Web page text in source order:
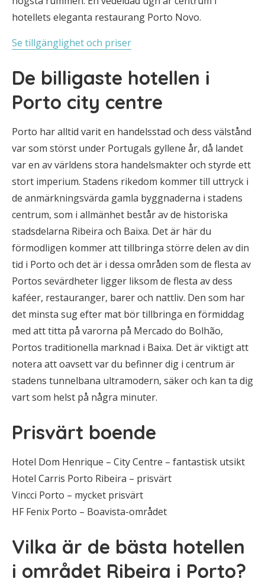
hotellets eleganta restaurang Porto Novo.
Se tillgänglighet och priser
De billigaste hotellen i
Porto city centre
Porto har alltid varit en handelsstad och dess välstånd
var som störst under Portugals gyllene år, då landet
var en av världens stora handelsmakter och styrde ett
stort imperium. Stadens rikedom kommer till uttryck i
de anmärkningsvärda gamla byggnaderna i stadens
centrum, som i allmänhet består av de historiska
stadsdelarna Ribeira och Baixa. Det är här du
förmodligen kommer att tillbringa större delen av din
tid i Porto och det är i dessa områden som de flesta av
Portos sevärdheter ligger liksom de flesta av dess
kaféer, restauranger, barer och nattliv. Den som har
det minsta sug efter mat bör tillbringa en förmiddag
med att titta på varorna på Mercado do Bolhão,
Portos traditionella marknad i Baixa. Det är viktigt att
notera att oavsett var du befinner dig i centrum är
stadens tunnelbana ultramodern, säker och kan ta dig
vart som helst på några minuter.
Prisvärt boende
Hotel Dom Henrique – City Centre – fantastisk utsikt
Hotel Carris Porto Ribeira – prisvärt
Vincci Porto – mycket prisvärt
HF Fenix Porto – Boavista-området
Vilka är de bästa hotellen
i området Ribeira i Porto?